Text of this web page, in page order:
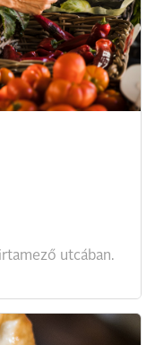
utcában.